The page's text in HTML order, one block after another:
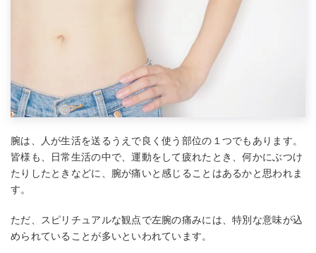
腕は、人が生活を送るうえで良く使う部位の１つでもあります。
皆様も、日常生活の中で、運動をして疲れたとき、何かにぶつけ
たりしたときなどに、腕が痛いと感じることはあるかと思われま
す。
ただ、スピリチュアルな観点で左腕の痛みには、特別な意味が込
められていることが多いといわれています。